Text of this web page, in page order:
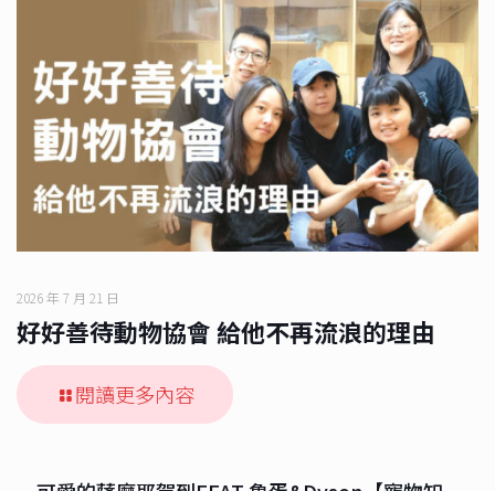
2026 年 7 月 21 日
好好善待動物協會 給他不再流浪的理由
閱讀更多內容